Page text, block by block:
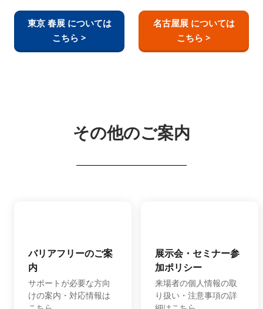
東京 春展 については
こちら >
名古屋展 については
こちら >
その他のご案内
バリアフリーのご案
内
サポートが必要な方向
けの案内・対応情報は
展示会・セミナー参
加ポリシー
来場者の個人情報の取
り扱い・注意事項の詳